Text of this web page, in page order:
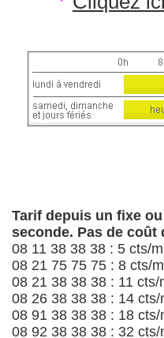
Tarif depuis un fixe
seconde. Pas de coût
08 11 38 38 38 : 5 cts/
08 21 75 75 75 : 8 cts/
08 21 38 38 38 : 11 cts/
08 26 38 38 38 : 14 cts/
08 91 38 38 38 : 18 cts/
08 92 38 38 38 : 32 cts/